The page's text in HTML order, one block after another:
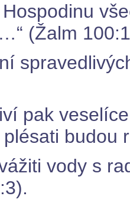
Hospodinu
(Žalm
pak
plésati budou
vody s